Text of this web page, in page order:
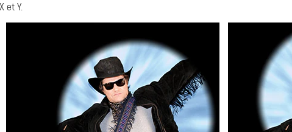
et Y.